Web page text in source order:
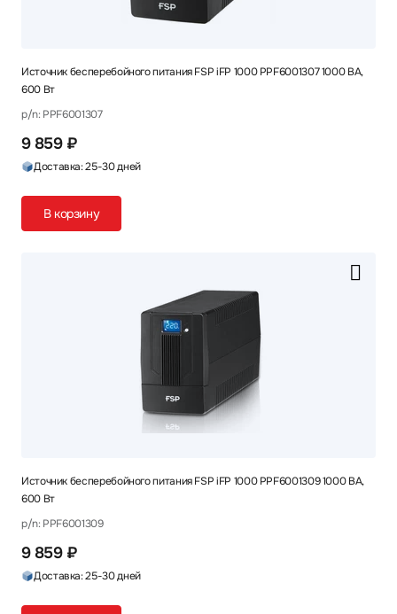
Источник бесперебойного питания FSP iFP 1000 PPF6001307 1000 ВА,
600 Вт
p/n: PPF6001307
9 859 ₽
Доставка: 25-30 дней
В корзину
Источник бесперебойного питания FSP iFP 1000 PPF6001309 1000 ВА,
600 Вт
p/n: PPF6001309
9 859 ₽
Доставка: 25-30 дней